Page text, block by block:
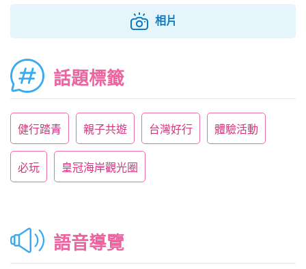
相片
話題標籤
健行踏青 親子共遊 台灣好行 體驗活動
必玩 皇冠海岸觀光圈
語音導覽